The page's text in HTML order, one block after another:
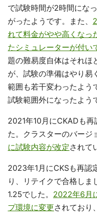
で試験時間が2時間にな
がったようです。また、
れて料金がやや高くなっ
たシミュレーターが付い
題の難易度自体はそれほ
が、試験の準備はやり易
範囲も若干変わったよう
試験範囲外になったよう
2021年10月にCKADも
た。クラスターのバージ
に試験内容が改定されて
2023年1月にCKSも再認
り、リテイクで合格しま
1.25でした。 2022年6月
プ環境に変更されており